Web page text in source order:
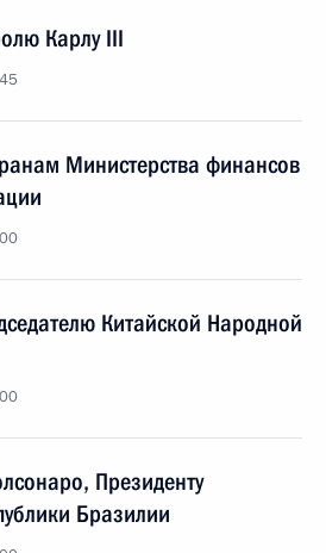
Карлу III
Министерства финансов
Китайской Народной
Президенту
Бразилии